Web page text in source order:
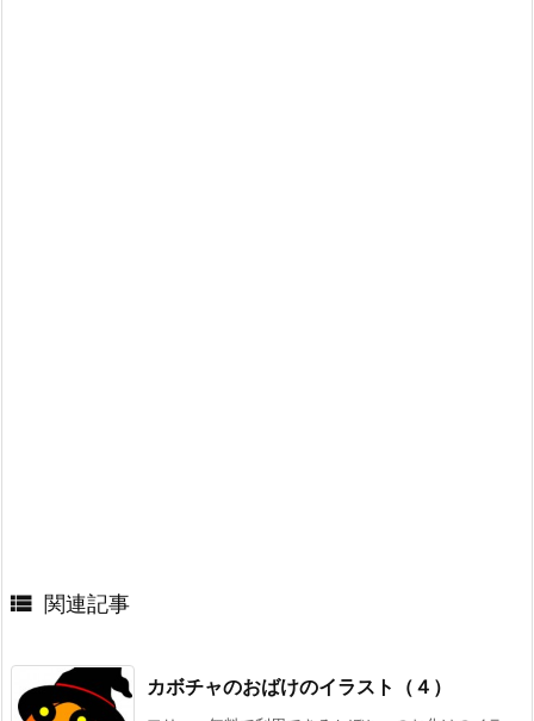
 関連記事
カボチャのおばけのイラスト（４）